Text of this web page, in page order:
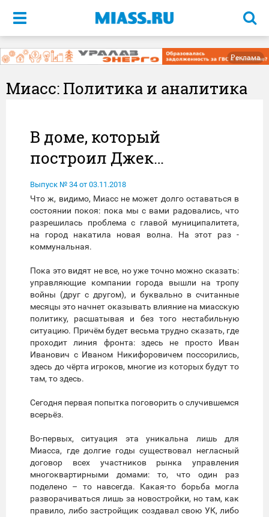
Меню
Реклама
Миасс: Политика и аналитика
В доме, который
построил Джек…
Выпуск № 34 от 03.11.2018
Что ж, видимо, Миасс не может долго оставаться в
состоянии покоя: пока мы с вами радовались, что
разрешилась проблема с главой муниципалитета,
на город накатила новая волна. На этот раз -
коммунальная.
Пока это видят не все, но уже точно можно сказать:
управляющие компании города вышли на тропу
войны (друг с другом), и буквально в считанные
месяцы это начнет оказывать влияние на миасскую
политику, расшатывая и без того нестабильную
ситуацию. Причём будет весьма трудно сказать, где
проходит линия фронта: здесь не просто Иван
Иванович с Иваном Никифоровичем поссорились,
здесь до чёрта игроков, многие из которых будут то
там, то здесь.
Сегодня первая попытка поговорить о случившемся
всерьёз.
Во-первых, ситуация эта уникальна лишь для
Миасса, где долгие годы существовал негласный
договор всех участников рынка управления
многоквартирными домами: то, что один раз
поделено – то навсегда. Какая-то борьба могла
разворачиваться лишь за новостройки, но там, как
правило, либо застройщик создавал свою УК, либо